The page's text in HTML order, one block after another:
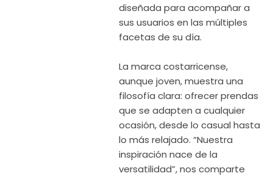
diseñada para acompañar a
sus usuarios en las múltiples
facetas de su día.
La marca costarricense,
aunque joven, muestra una
filosofía clara: ofrecer prendas
que se adapten a cualquier
ocasión, desde lo casual hasta
lo más relajado. “Nuestra
inspiración nace de la
versatilidad”, nos comparte